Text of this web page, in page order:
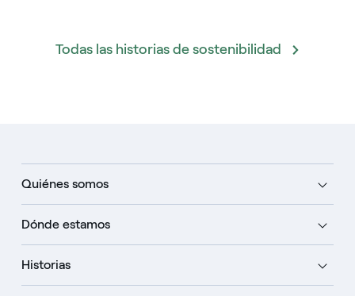
Todas las historias de sostenibilidad
Quiénes somos
Dónde estamos
Historias